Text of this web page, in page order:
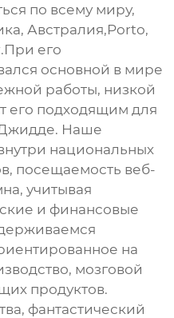
по всему миру,
Австралия,Porto,
его
основной в мире
работы, низкой
его подходящим для
Джидде. Наше
национальных
посещаемость веб-
учитывая
и финансовые
на
мозговой
продуктов.
фантастический